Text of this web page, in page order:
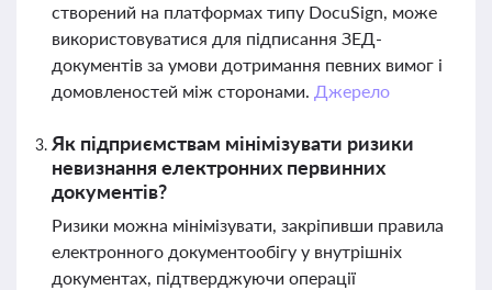
створений на платформах типу DocuSign, може
використовуватися для підписання ЗЕД-
документів за умови дотримання певних вимог і
домовленостей між сторонами. Джерело
Як підприємствам мінімізувати ризики
невизнання електронних первинних
документів?
Ризики можна мінімізувати, закріпивши правила
електронного документообігу у внутрішніх
документах, підтверджуючи операції